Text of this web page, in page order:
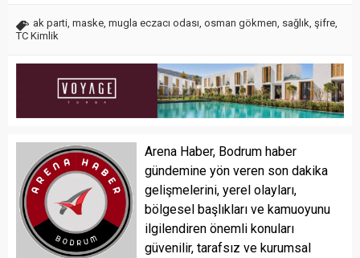
ak parti maske mugla eczacı odası osman gökmen sağlık şifre
TC Kimlik
Arena Haber, Bodrum haber
gündemine yön veren son dakika
gelişmelerini, yerel olayları,
bölgesel başlıkları ve kamuoyunu
ilgilendiren önemli konuları
güvenilir, tarafsız ve kurumsal